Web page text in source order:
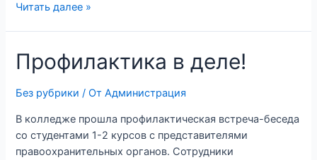
Читать далее »
Профилактика в деле!
Без рубрики / От Администрация
В колледже прошла профилактическая встреча-беседа
со студентами 1-2 курсов с представителями
правоохранительных органов. Сотрудники